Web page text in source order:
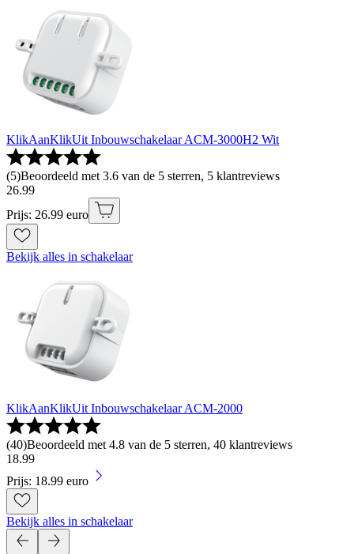
KlikAanKlikUit Inbouwschakelaar ACM-3000H2 Wit
(5)Beoordeeld met 3.6 van de 5 sterren, 5 klantreviews
26.99
Prijs: 26.99 euro
Bekijk alles in schakelaar
KlikAanKlikUit Inbouwschakelaar ACM-2000
(40)Beoordeeld met 4.8 van de 5 sterren, 40 klantreviews
18.99
Prijs: 18.99 euro
Bekijk alles in schakelaar